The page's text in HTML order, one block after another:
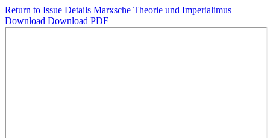
Return to Issue Details Marxsche Theorie und Imperialimus
Download Download PDF